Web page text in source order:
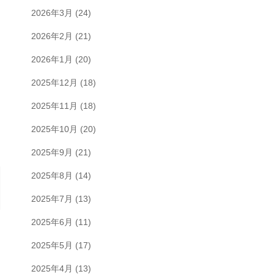
2026年3月 (24)
2026年2月 (21)
2026年1月 (20)
2025年12月 (18)
2025年11月 (18)
2025年10月 (20)
2025年9月 (21)
2025年8月 (14)
2025年7月 (13)
2025年6月 (11)
2025年5月 (17)
2025年4月 (13)